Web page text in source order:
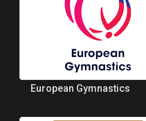
European Gymnastics